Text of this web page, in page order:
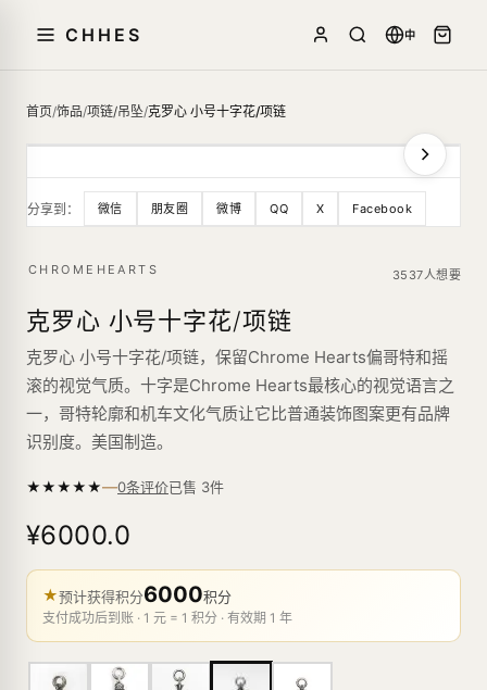
CHHES 中
首页/饰品/项链/吊坠/克罗心 小号十字花/项链
分享到： 微信 朋友圈 微博 QQ X Facebook
CHROMEHEARTS 3537人想要
克罗心 小号十字花/项链
克罗心 小号十字花/项链，保留Chrome Hearts偏哥特和摇
滚的视觉气质。十字是Chrome Hearts最核心的视觉语言之
一，哥特轮廓和机车文化气质让它比普通装饰图案更有品牌
识别度。美国制造。
★★★★★—0条评价已售 3件
¥6000.0
★预计获得积分6000积分
支付成功后到账 · 1 元 = 1 积分 · 有效期 1 年